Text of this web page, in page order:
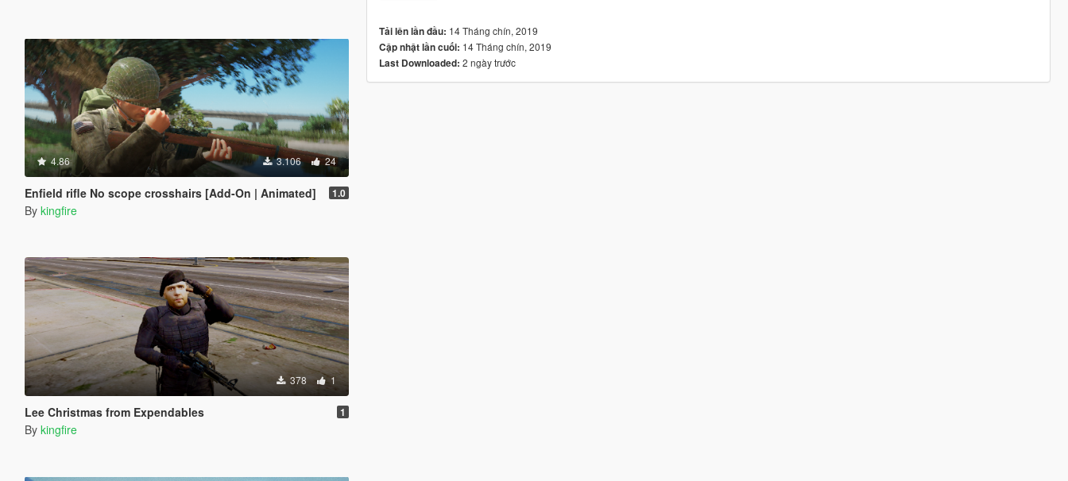
4.86 3.106 24
Enfield rifle No scope crosshairs [Add-On | Animated] 1.0
By kingfire
378 1
Lee Christmas from Expendables 1
By kingfire
Tải lên lần đầu: 14 Tháng chín, 2019
Cập nhật lần cuối: 14 Tháng chín, 2019
Last Downloaded: 2 ngày trước